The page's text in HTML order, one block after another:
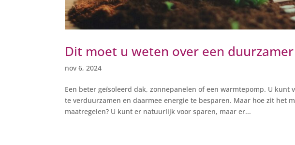
Dit moet u weten over een
nov 6, 2024
Een beter geïsoleerd dak, zonnepanelen of een warmtepomp. U
te verduurzamen en daarmee energie te besparen. Maar hoe zit het
maatregelen? U kunt er natuurlijk voor sparen, maar er...